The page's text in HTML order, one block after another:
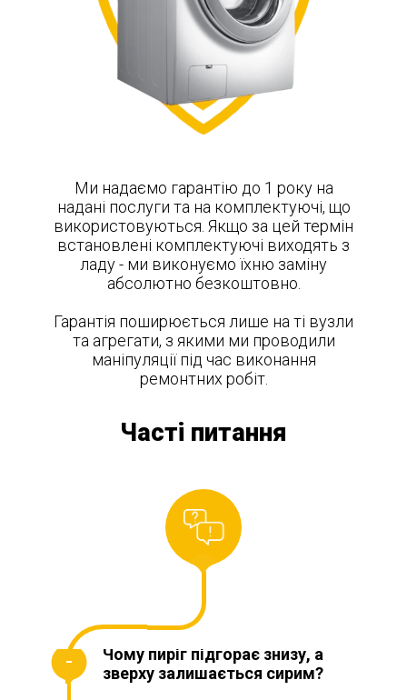
Ми надаємо гарантію до 1 року на
надані послуги та на комплектуючі, що
використовуються. Якщо за цей термін
встановлені комплектуючі виходять з
ладу - ми виконуємо їхню заміну
абсолютно безкоштовно.
Гарантія поширюється лише на ті вузли
та агрегати, з якими ми проводили
маніпуляції під час виконання
ремонтних робіт.
Часті питання
Чому пиріг підгорає знизу, а
зверху залишається сирим?